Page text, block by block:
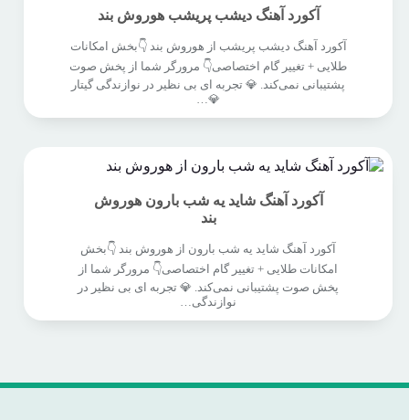
آکورد آهنگ دیشب پریشب هوروش بند
آکورد آهنگ دیشب پریشب از هوروش بند 👇بخش امکانات
طلایی + تغییر گام اختصاصی👇 مرورگر شما از پخش صوت
پشتیبانی نمی‌کند. 💎 تجربه ای بی نظیر در نوازندگی گیتار
💎…
آکورد آهنگ شاید یه شب بارون هوروش
بند
آکورد آهنگ شاید یه شب بارون از هوروش بند 👇بخش
امکانات طلایی + تغییر گام اختصاصی👇 مرورگر شما از
پخش صوت پشتیبانی نمی‌کند. 💎 تجربه ای بی نظیر در
نوازندگی…